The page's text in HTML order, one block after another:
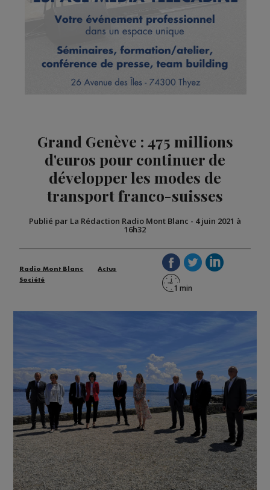
Grand Genève : 475 millions
d'euros pour continuer de
développer les modes de
transport franco-suisses
Publié par La Rédaction Radio Mont Blanc - 4 juin 2021 à
16h32
Radio Mont Blanc
Actus
Société